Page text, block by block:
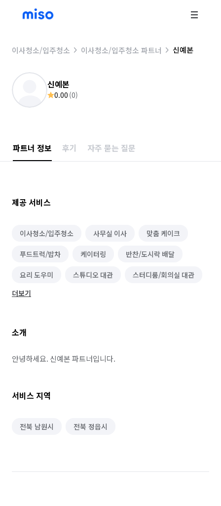
이사청소/입주청소 이사청소/입주청소 파트너 신예본
신예본
0.00 (0)
파트너 정보 후기 자주 묻는 질문
제공 서비스
이사청소/입주청소 사무실 이사 맞춤 케이크
푸드트럭/밥차 케이터링 반찬/도시락 배달
요리 도우미 스튜디오 대관 스터디룸/회의실 대관
연습실 대관
아기용품/유아용품 대여
품질검사·관리 알바 상하차·소화물분류 알바
소형이사
더보기
소개
안녕하세요. 신예본 파트너입니다.
서비스 지역
전북 남원시 전북 정읍시